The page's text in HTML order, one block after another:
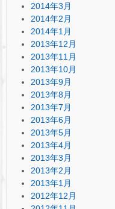
2014年3月
2014年2月
2014年1月
2013年12月
2013年11月
2013年10月
2013年9月
2013年8月
2013年7月
2013年6月
2013年5月
2013年4月
2013年3月
2013年2月
2013年1月
2012年12月